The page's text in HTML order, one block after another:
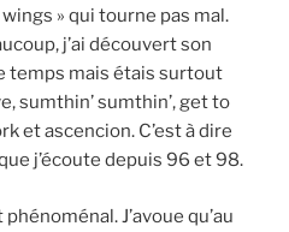
» qui tourne pas mal.
j’ai découvert son
temps mais étais surtout
sumthin’ sumthin’, get to
et ascencion. C’est à dire
j’écoute depuis 96 et 98.
J’avoue qu’au